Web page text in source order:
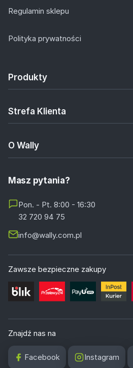
Regulamin sklepu
Polityka prywatności
Produkty
Strefa Klienta
O Wally
Masz pytania?
Pon. - Pt. 8:00 - 16:30
32 720 94 75
info@wally.com.pl
Zawsze bezpieczne zakupy
Znajdź nas na
Facebook Instagram